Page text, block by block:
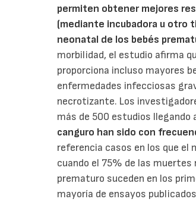
permiten obtener mejores
(mediante incubadora u otro
neonatal de los bebés
morbilidad, el estudio afirma
proporciona incluso mayores
enfermedades infecciosas
necrotizante. Los
más de 500 estudios llegando
canguro han sido con
referencia casos en los que el
cuando el 75% de las
prematuro suceden en los
mayoría de ensayos